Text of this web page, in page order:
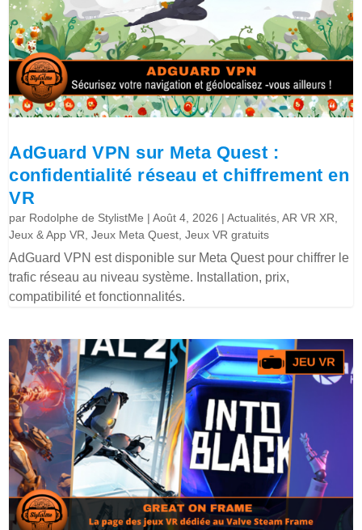
AdGuard VPN sur Meta Quest :
confidentialité réseau et chiffrement en
VR
par Rodolphe de StylistMe |Août 4, 2026 |Actualités ,AR VR XR
Jeux & App VR ,Jeux Meta Quest ,Jeux VR gratuits
AdGuard VPN est disponible sur Meta Quest pour chiffrer le
trafic réseau au niveau système. Installation, prix,
compatibilité et fonctionnalités.